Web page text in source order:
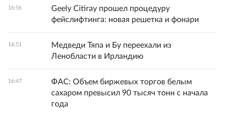
16:56
Geely Citiray прошел процедуру
фейслифтинга: новая решетка и фонари
16:51
Медведи Тяпа и Бу переехали из
Ленобласти в Ирландию
16:47
ФАС: Объем биржевых торгов белым
сахаром превысил 90 тысяч тонн с начала
года